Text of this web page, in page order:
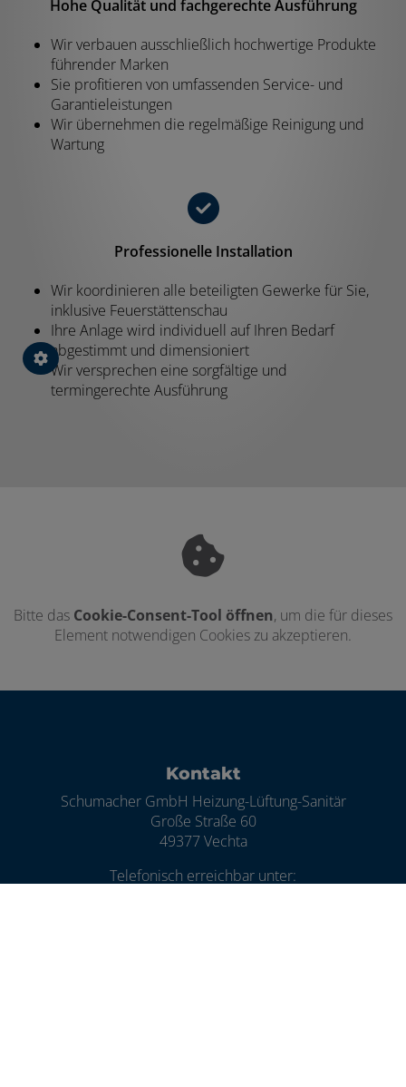
Hohe Qualität und fachgerechte Ausführung
Wir verbauen ausschließlich hochwertige Produkte
führender Marken
Sie profitieren von umfassenden Service- und
Garantieleistungen
Wir übernehmen die regelmäßige Reinigung und
Wartung
Professionelle Installation
Wir koordinieren alle beteiligten Gewerke für Sie,
inklusive Feuerstättenschau
Ihre Anlage wird individuell auf Ihren Bedarf
abgestimmt und dimensioniert
Wir versprechen eine sorgfältige und
termingerechte Ausführung
Bitte das Cookie-Consent-Tool öffnen, um die für dieses
Element notwendigen Cookies zu akzeptieren.
Kontakt
Schumacher GmbH Heizung-Lüftung-Sanitär
Große Straße 60
49377 Vechta
Telefonisch erreichbar unter: